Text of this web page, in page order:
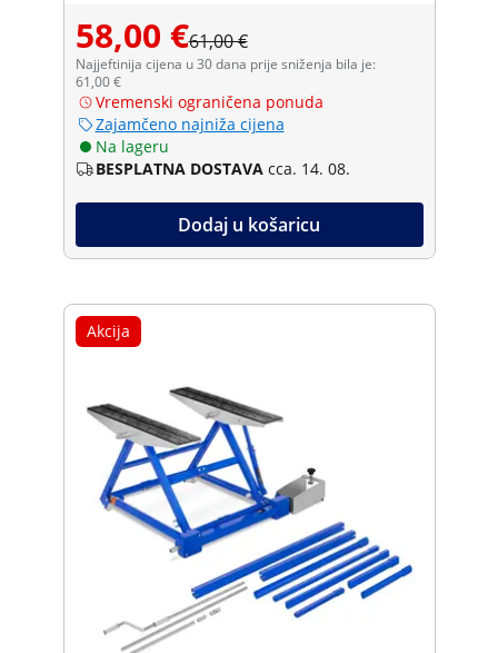
58,00 €61,00 €
Najjeftinija cijena u 30 dana prije sniženja bila je:
61,00 €
Vremenski ograničena ponuda
Zajamčeno najniža cijena
Na lageru
BESPLATNA DOSTAVA cca. 14. 08.
Dodaj u košaricu
Akcija